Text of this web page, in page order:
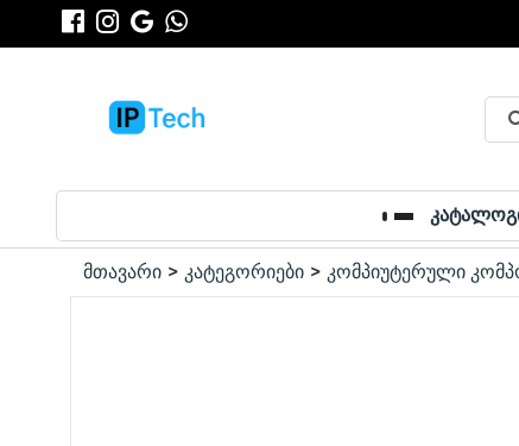
მთავარი კატეგორიები კომპიუტერული